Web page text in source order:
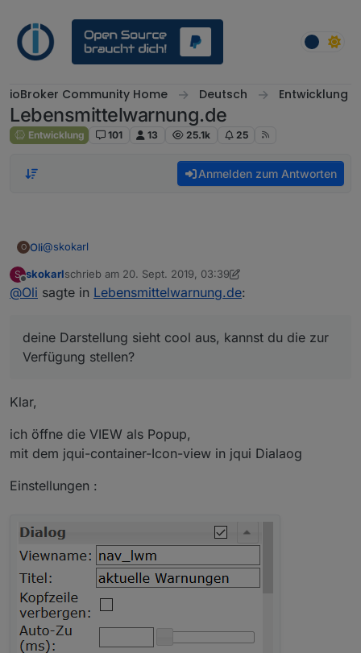
ioBroker Community Home Deutsch Entwicklung
Lebensmittelwarnung.de
Entwicklung 101 13 25.1k 25
Anmelden zum Antworten
O Oli@skokarl
deine Darstellung sieht cool aus, kannst du die zur
Verfügung stellen?
S
Offline
skokarlschrieb am 20. Sept. 2019, 03:39
zuletzt editiert von skokarl
@Oli sagte in Lebensmittelwarnung.de:
deine Darstellung sieht cool aus, kannst du die zur
Verfügung stellen?
Klar,
ich öffne die VIEW als Popup,
mit dem jqui-container-Icon-view in jqui Dialaog
Einstellungen :